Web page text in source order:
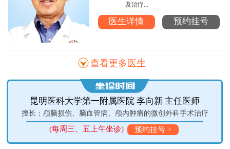
及治疗...
医生详情 预约挂号
查看更多医生
昆明医科大学第一附属医院 李向新 主任医师
擅长：颅脑损伤、脑血管病、颅内肿瘤的微创外科手术治疗
(每周三、五上午坐诊) 预约挂号 >